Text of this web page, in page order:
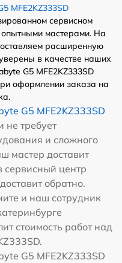
MFE2KZ333SD
сервисном
опытными мастерами. На
расширенную
в качестве наших
G5 MFE2KZ333SD
оформлении заказа на
G5 MFE2KZ333SD
не требует
и сложного
мастер доставит
сервисный центр
обратно.
и наш сотрудник
стоимость работ над
G5 MFE2KZ333SD